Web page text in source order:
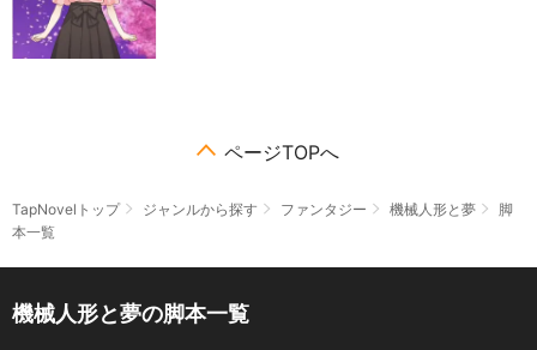
ページTOPへ
TapNovelトップ ジャンルから探す ファンタジー 機械人形と夢
脚
本一覧
機械人形と夢の脚本一覧